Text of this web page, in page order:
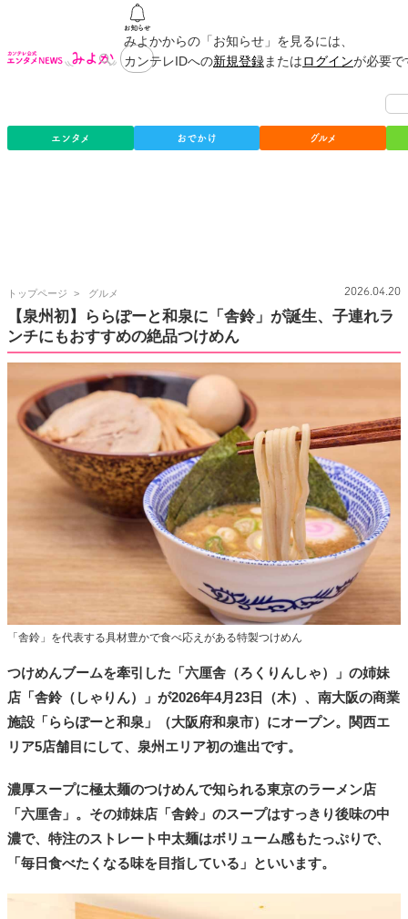
みよかからの「お知らせ」を見るには、
カンテレIDへの新規登録またはログインが必要
エンタメ おでかけ グルメ
トップページ
テ
レ
公
式
エ
ン
メ
N
E
W
「
か
グルメ 2026.04.20
【泉州初】ららぽーと和泉に「舎鈴」が誕生、子連れラ
ンチにもおすすめの絶品つけめん
「舎鈴」を代表する具材豊かで食べ応えがある特製つけめん
つけめんブームを牽引した「六厘舎（ろくりんしゃ）」の姉妹
店「舎鈴（しゃりん）」が2026年4月23日（木）、南大阪の商業
施設「ららぽーと和泉」（大阪府和泉市）にオープン。関西エ
リア5店舗目にして、泉州エリア初の進出です。
濃厚スープに極太麺のつけめんで知られる東京のラーメン店
「六厘舎」。その姉妹店「舎鈴」のスープはすっきり後味の中
濃で、特注のストレート中太麺はボリューム感もたっぷりで、
「毎日食べたくなる味を目指している」といいます。